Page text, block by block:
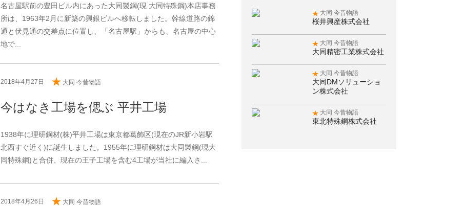
名古屋駅前の豊田ビル内にあった大同製鋼(現 大同特殊鋼)本店事務
所は、1963年2月に新築の興銀ビルへ移転しました。幹線道路の錦
通と伏見通の交差点に位置し、「名古屋駅」からも、名古屋の中心
地で...
2018年4月27日 大同 今昔物語
今はなき工場を偲ぶ 平井工場
1938年に理研鋼材(株)平井工場は東京都葛飾区(現在のJR新小岩駅
北西すぐ近く)に誕生しました。1955年に理研鋼材は大同製鋼(現大
同特殊鋼)と合併、現在の王子工場を含む4工場が当社に編入さ...
2018年4月26日 大同 今昔物語
大同 今昔物語
桜井興産株式会社
大同 今昔物語
大同精密工業株式会社
大同 今昔物語
大同DMソリューショ
ン株式会社
大同 今昔物語
東北特殊鋼株式会社